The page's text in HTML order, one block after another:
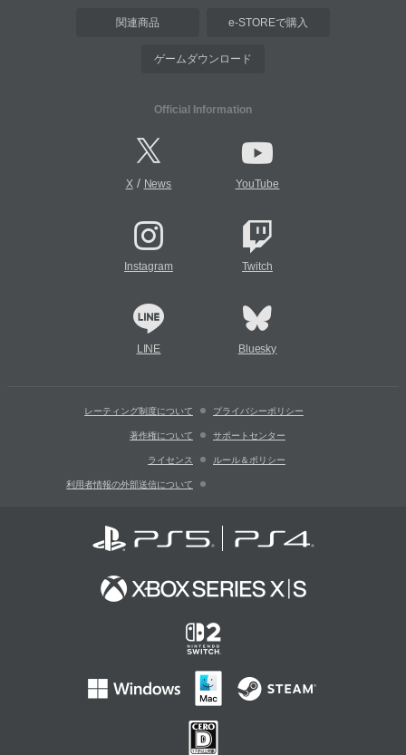
関連商品 e-STOREで購入
ゲームダウンロード
Official Information
X/ News YouTube
Instagram Twitch
LINE Bluesky
レーティング制度について プライバシーポリシー
著作権について サポートセンター
ライセンス ルール＆ポリシー
利用者情報の外部送信について